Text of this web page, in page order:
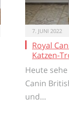
7. JUNI 2022
Royal
Katzen-
Heute
Canin
und…